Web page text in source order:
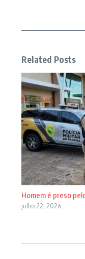
Related Posts
Homem é preso
julho 22, 2026